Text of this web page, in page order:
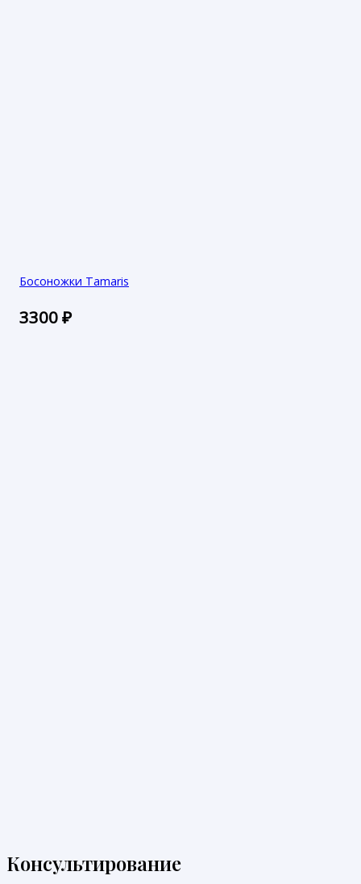
Босоножки Tamaris
3300₽
Консультирование